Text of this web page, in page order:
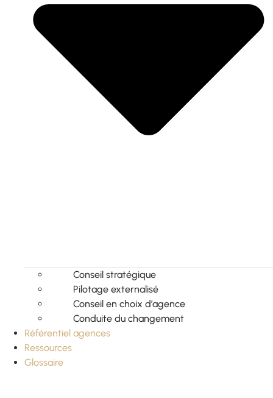
Conseil stratégique
Pilotage externalisé
Conseil en choix d’agence
Conduite du changement
Référentiel agences
Ressources
Glossaire